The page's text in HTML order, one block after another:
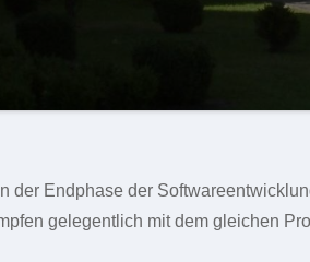
der Endphase der
gelegentlich mit dem gleichen